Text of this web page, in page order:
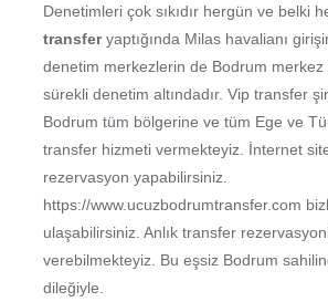
Denetimleri çok sıkıdır hergün ve belki
transferyaptığında Milas havalianı
denetim merkezlerin de Bodrum merkez
sürekli denetim altındadır. Vip transfer
Bodrum tüm bölgerine ve tüm Ege ve
transfer hizmeti vermekteyiz. İnternet
rezervasyon yapabilirsiniz.
https://www.ucuzbodrumtransfer.com
ulaşabilirsiniz. Anlık transfer
verebilmekteyiz. Bu eşsiz Bodrum
dileğiyle.